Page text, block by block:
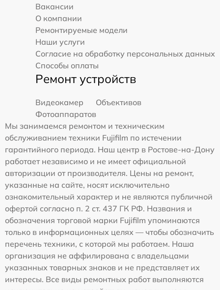
Вакансии
О компании
Ремонтируемые модели
Наши услуги
Согласие на обработку персональных данных
Способы оплаты
Ремонт устройств
Видеокамер
Объективов
Фотоаппаратов
Мы занимаемся ремонтом и техническим
обслуживанием техники Fujifilm по истечении
гарантийного периода. Наш центр в Ростове-на-Дону
работает независимо и не имеет официальной
авторизации от производителя. Цены на ремонт,
указанные на сайте, носят исключительно
ознакомительный характер и не являются публичной
офертой согласно п. 2 ст. 437 ГК РФ. Названия и
обозначения торговой марки Fujifilm упоминаются
только в информационных целях — чтобы обозначить
перечень техники, с которой мы работаем. Наша
организация не аффилирована с владельцами
указанных товарных знаков и не представляет их
интересы. Все виды ремонтных работ выполняются